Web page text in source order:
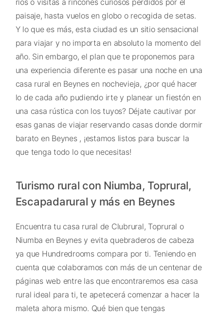
ríos o visitas a rincones curiosos perdidos por el
paisaje, hasta vuelos en globo o recogida de setas.
Y lo que es más, esta ciudad es un sitio sensacional
para viajar y no importa en absoluto la momento del
año. Sin embargo, el plan que te proponemos para
una experiencia diferente es pasar una noche en una
casa rural en Beynes en nochevieja, ¿por qué hacer
lo de cada año pudiendo irte y planear un fiestón en
una casa rústica con los tuyos? Déjate cautivar por
esas ganas de viajar reservando casas donde dormir
barato en Beynes , ¡estamos listos para buscar la
que tenga todo lo que necesitas!
Turismo rural con Niumba, Toprural,
Escapadarural y más en Beynes
Encuentra tu casa rural de Clubrural, Toprural o
Niumba en Beynes y evita quebraderos de cabeza
ya que Hundredrooms compara por ti. Teniendo en
cuenta que colaboramos con más de un centenar de
páginas web entre las que encontraremos esa casa
rural ideal para ti, te apetecerá comenzar a hacer la
maleta ahora mismo. Qué bien que tengas